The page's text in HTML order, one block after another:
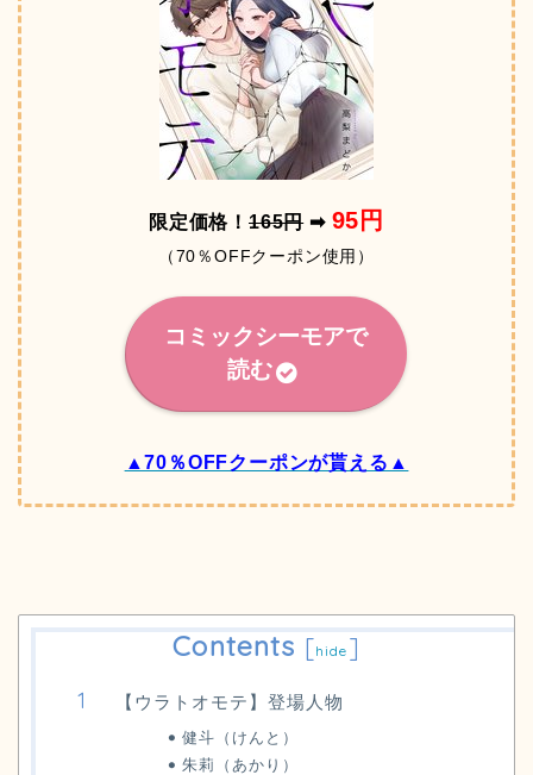
限定価格！ 165円➡ 95円
（70％OFFクーポン使用）
コミックシーモアで
読む
▲70％OFFクーポンが貰える▲
Contents [hide ]
【ウラトオモテ】登場人物
健斗（けんと）
朱莉（あかり）